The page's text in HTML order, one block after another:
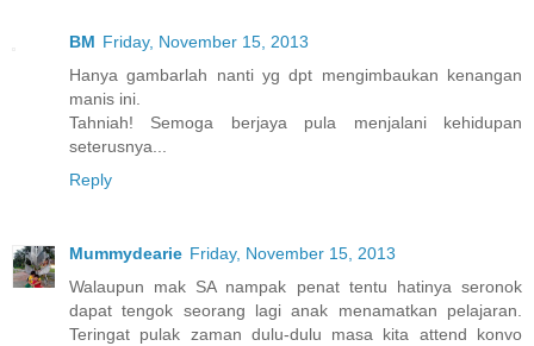
BM Friday, November 15, 2013
Hanya gambarlah nanti yg dpt mengimbaukan kenangan
manis ini.
Tahniah! Semoga berjaya pula menjalani kehidupan
seterusnya...
Reply
Mummydearie Friday, November 15, 2013
Walaupun mak SA nampak penat tentu hatinya seronok
dapat tengok seorang lagi anak menamatkan pelajaran.
Teringat pulak zaman dulu-dulu masa kita attend konvo